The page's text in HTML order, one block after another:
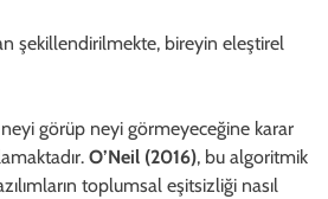
şekillendirilmekte, bireyin eleştirel
görüp neyi görmeyeceğine karar
O’Neil (2016), bu algoritmik
toplumsal eşitsizliği nasıl